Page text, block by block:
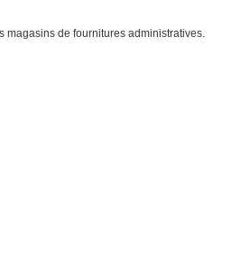
magasins de fournitures administratives.